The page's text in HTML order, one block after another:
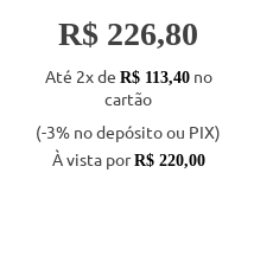
R$ 226,80
Até 2x de R$ 113,40no
cartão
(-3% no depósito ou PIX)
À vista porR$ 220,00